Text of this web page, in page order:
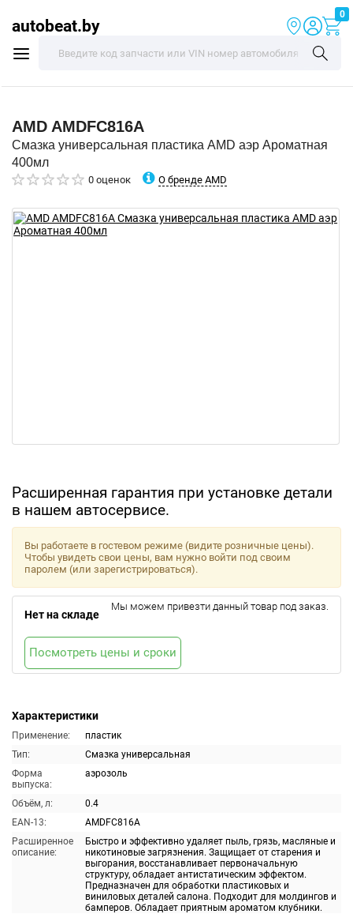
autobeat.by
0
AMD AMDFC816A
Смазка универсальная пластика AMD аэр Ароматная
400мл
0 оценок О бренде AMD
Расширенная гарантия при установке детали
в нашем автосервисе.
Характеристики
Применение:
пластик
Тип:
Смазка универсальная
Форма
выпуска:
аэрозоль
Объём, л:
0.4
EAN-13:
AMDFC816A
Расширенное
описание:
Быстро и эффективно удаляет пыль, грязь, масляные и
никотиновые загрязнения. Защищает от старения и
выгорания, восстанавливает первоначальную
структуру, обладает антистатическим эффектом.
Предназначен для обработки пластиковых и
виниловых деталей салона. Подходит для молдингов и
бамперов. Обладает приятным ароматом клубники.
Вы работаете в гостевом режиме (видите розничные цены).
Чтобы увидеть свои цены, вам нужно войти под своим
паролем (или зарегистрироваться).
Нет на складе
Мы можем привезти данный товар под заказ.
Посмотреть цены и сроки